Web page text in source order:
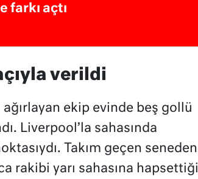
farkı açtı
verildi
ağırlayan ekip evinde beş gollü
Liverpool’la sahasında
Takım geçen seneden
rakibi yarı sahasına hapsettiği